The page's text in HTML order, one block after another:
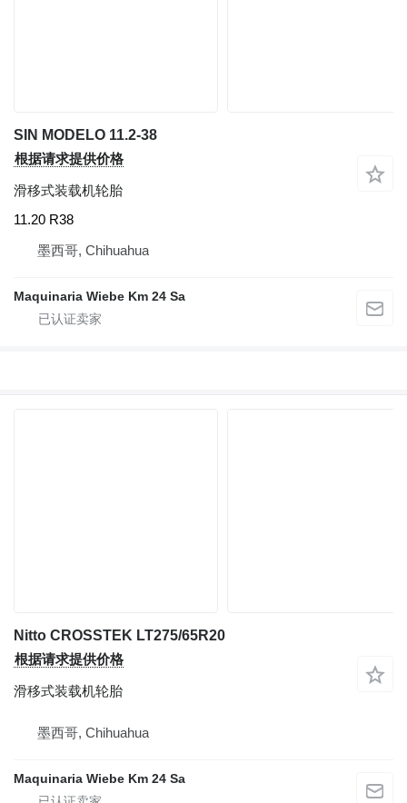
SIN MODELO 11.2-38
根据请求提供价格
滑移式装载机轮胎
11.20 R38
墨西哥, Chihuahua
Maquinaria Wiebe Km 24 Sa
Nitto CROSSTEK LT275/65R20
根据请求提供价格
滑移式装载机轮胎
墨西哥, Chihuahua
Maquinaria Wiebe Km 24 Sa